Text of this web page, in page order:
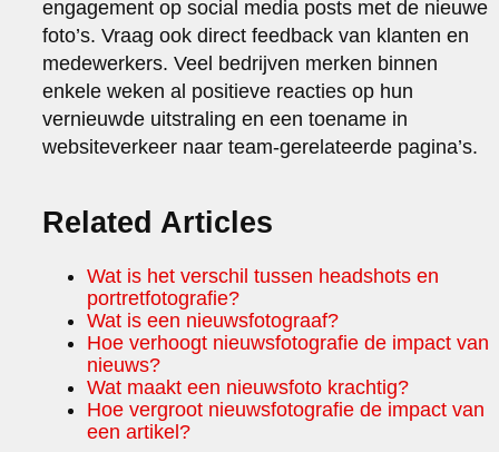
engagement op social media posts met de nieuwe
foto’s. Vraag ook direct feedback van klanten en
medewerkers. Veel bedrijven merken binnen
enkele weken al positieve reacties op hun
vernieuwde uitstraling en een toename in
websiteverkeer naar team-gerelateerde pagina’s.
Related Articles
Wat is het verschil tussen headshots en
portretfotografie?
Wat is een nieuwsfotograaf?
Hoe verhoogt nieuwsfotografie de impact van
nieuws?
Wat maakt een nieuwsfoto krachtig?
Hoe vergroot nieuwsfotografie de impact van
een artikel?